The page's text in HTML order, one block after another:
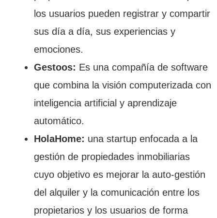
los usuarios pueden registrar y compartir
sus día a día, sus experiencias y
emociones.
Gestoos: Es una compañía de software
que combina la visión computerizada con
inteligencia artificial y aprendizaje
automático.
HolaHome: una startup enfocada a la
gestión de propiedades inmobiliarias
cuyo objetivo es mejorar la auto-gestión
del alquiler y la comunicación entre los
propietarios y los usuarios de forma